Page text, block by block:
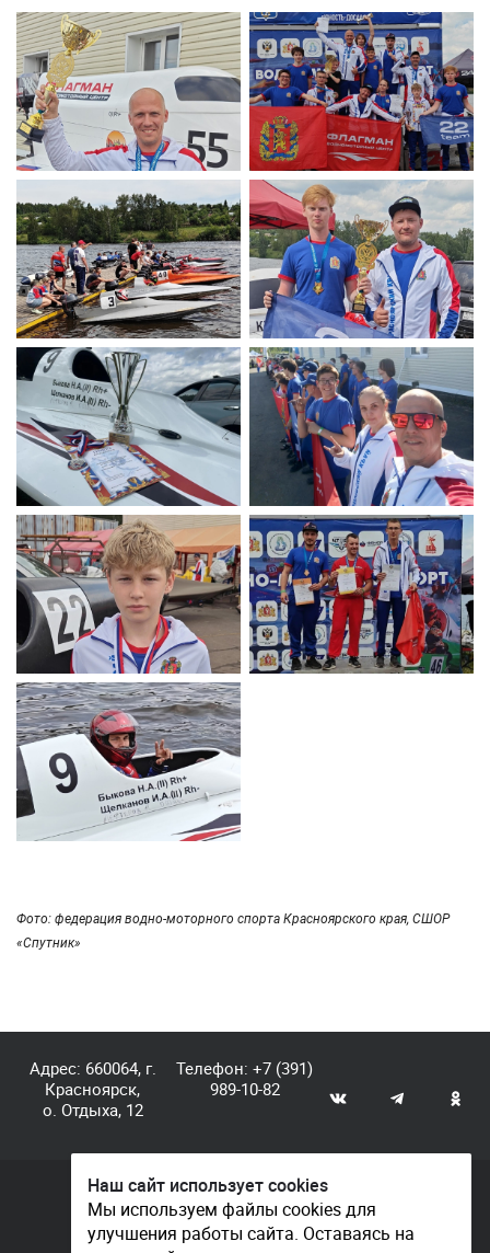
Фото: федерация водно-моторного спорта Красноярского края, СШОР
«Спутник»
Адрес: 660064, г.
Красноярск,
о. Отдыха, 12
Телефон:+7 (391)
989-10-82
© КГАУ «Центр спортивной подготовки», 2026
Документы
Наш сайт использует cookies
Мы используем файлы cookies для
улучшения работы сайта. Оставаясь на